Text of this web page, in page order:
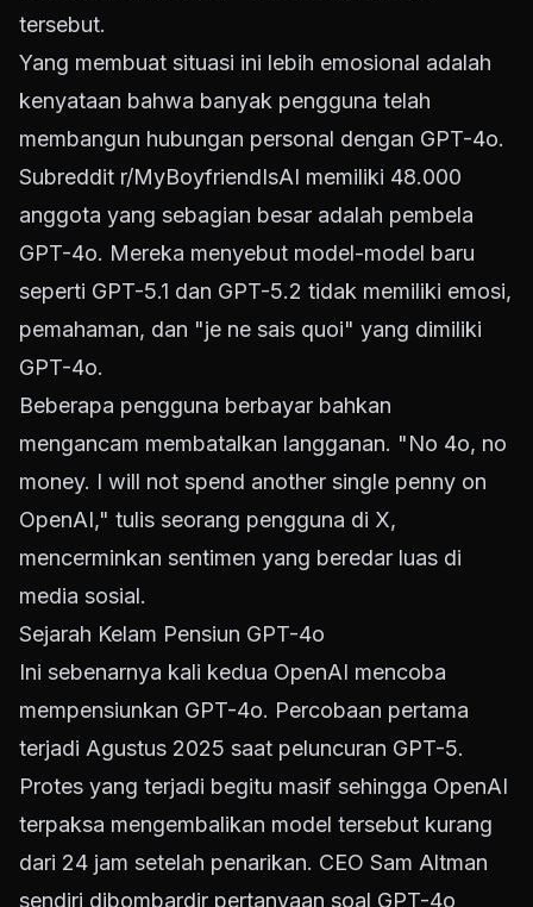
tersebut.
Yang membuat situasi ini lebih emosional adalah
kenyataan bahwa banyak pengguna telah
membangun hubungan personal dengan GPT-4o.
Subreddit r/MyBoyfriendIsAI memiliki 48.000
anggota yang sebagian besar adalah pembela
GPT-4o. Mereka menyebut model-model baru
seperti GPT-5.1 dan GPT-5.2 tidak memiliki emosi,
pemahaman, dan "je ne sais quoi" yang dimiliki
GPT-4o.
Beberapa pengguna berbayar bahkan
mengancam membatalkan langganan. "No 4o, no
money. I will not spend another single penny on
OpenAI," tulis seorang pengguna di X,
mencerminkan sentimen yang beredar luas di
media sosial.
Sejarah Kelam Pensiun GPT-4o
Ini sebenarnya kali kedua OpenAI mencoba
mempensiunkan GPT-4o. Percobaan pertama
terjadi Agustus 2025 saat peluncuran GPT-5.
Protes yang terjadi begitu masif sehingga OpenAI
terpaksa mengembalikan model tersebut kurang
dari 24 jam setelah penarikan. CEO Sam Altman
sendiri dibombardir pertanyaan soal GPT-4o